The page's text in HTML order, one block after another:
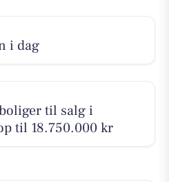
i dag
til salg i
til 18.750.000 kr